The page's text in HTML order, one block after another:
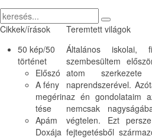
Teremtett világok
Általános iskolai,
szembesültem
atom
naprendszerével.
az én gondolataim
nemcsak
végtelen. Ezt
fejtegetésből
Cikkek/írások
50 kép/50
történet
Előszó
A fény
megérin
tése
Apám
Doxája